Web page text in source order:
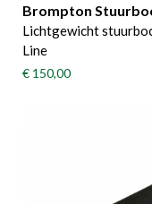
Brompton
Lichtgewicht
Line
€ 150,00